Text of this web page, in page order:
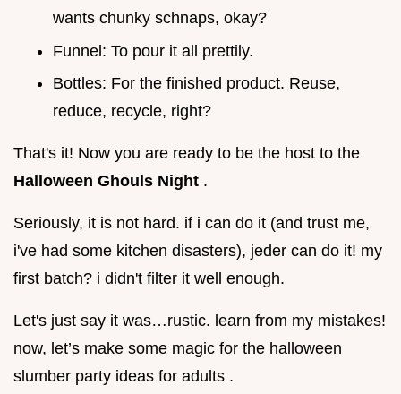
wants chunky schnaps, okay?
Funnel: To pour it all prettily.
Bottles: For the finished product. Reuse,
reduce, recycle, right?
That's it! Now you are ready to be the host to the
Halloween Ghouls Night .
Seriously, it is not hard. if i can do it (and trust me,
i've had some kitchen disasters), jeder can do it! my
first batch? i didn't filter it well enough.
Let's just say it was…rustic. learn from my mistakes!
now, let’s make some magic for the halloween
slumber party ideas for adults .